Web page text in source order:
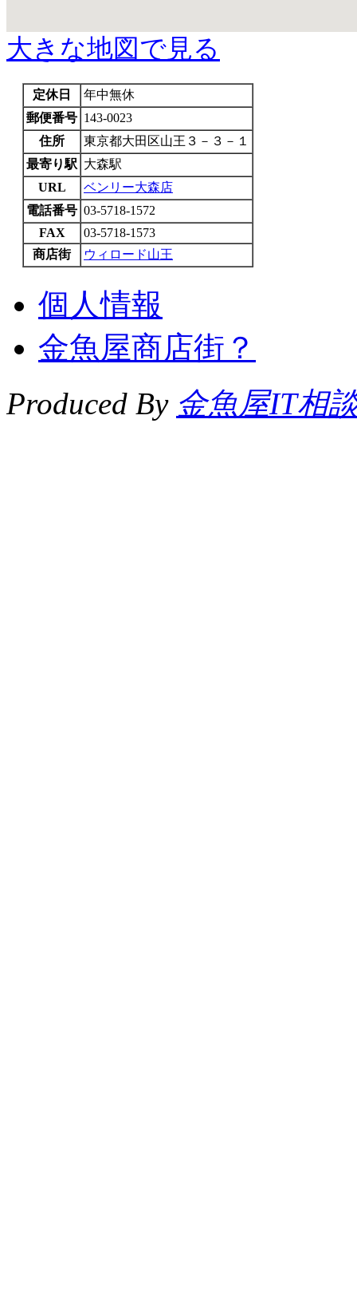
大きな地図で見る
定休日
年中無休
郵便番号 143-0023
住所
東京都大田区山王３－３－１
最寄り駅 大森駅
URL
ベンリー大森店
電話番号 03-5718-1572
FAX
03-5718-1573
商店街
ウィロード山王
個人情報
金魚屋商店街？
Produced By 金魚屋IT相